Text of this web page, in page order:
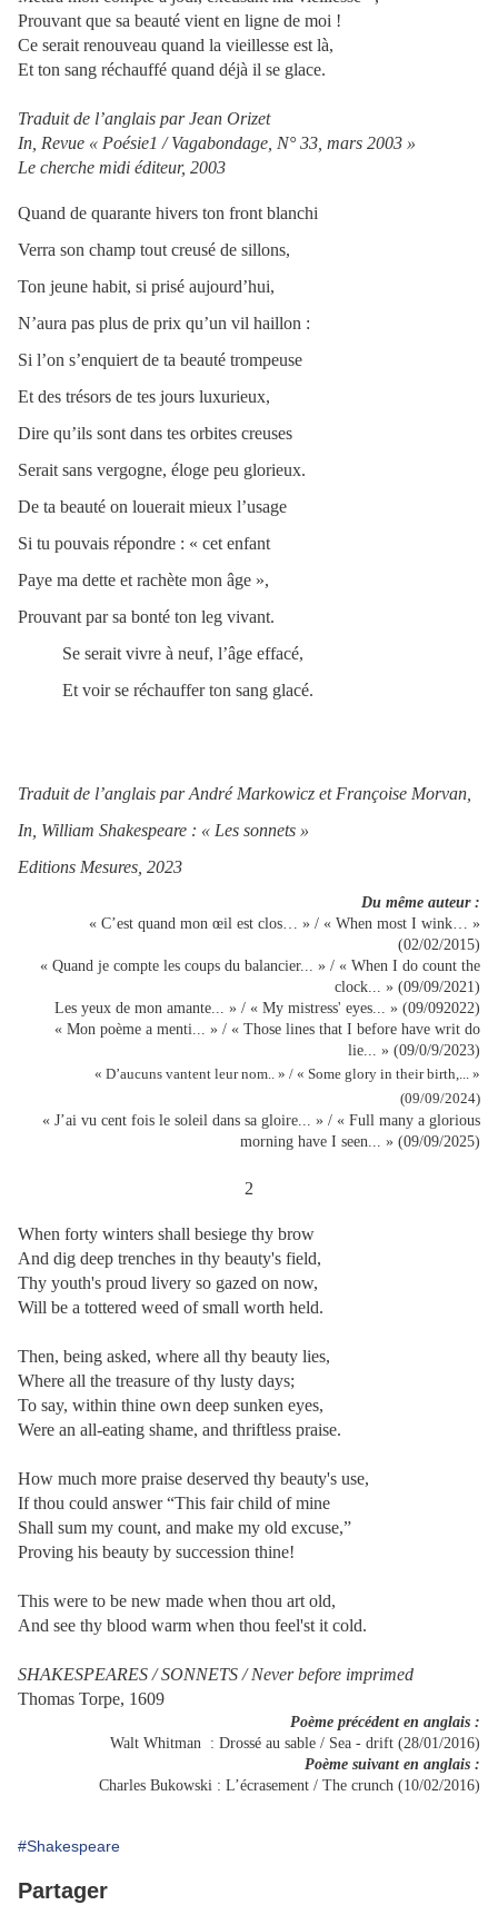
Prouvant que sa beauté vient en ligne de moi !
Ce serait renouveau quand la vieillesse est là,
Et ton sang réchauffé quand déjà il se glace.
Traduit de l’anglais par Jean Orizet
In, Revue « Poésie1 / Vagabondage, N° 33, mars 2003 »
Le cherche midi éditeur, 2003
Quand de quarante hivers ton front blanchi
Verra son champ tout creusé de sillons,
Ton jeune habit, si prisé aujourd’hui,
N’aura pas plus de prix qu’un vil haillon :
Si l’on s’enquiert de ta beauté trompeuse
Et des trésors de tes jours luxurieux,
Dire qu’ils sont dans tes orbites creuses
Serait sans vergogne, éloge peu glorieux.
De ta beauté on louerait mieux l’usage
Si tu pouvais répondre : « cet enfant
Paye ma dette et rachète mon âge »,
Prouvant par sa bonté ton leg vivant.
Se serait vivre à neuf, l’âge effacé,
Et voir se réchauffer ton sang glacé.
Traduit de l’anglais par André Markowicz et Françoise Morvan,
In, William Shakespeare : « Les sonnets »
Editions Mesures, 2023
Du même auteur :
« C’est quand mon œil est clos… » / « When most I wink… »
(02/02/2015)
« Quand je compte les coups du balancier... » / « When I do count the
clock... » (09/09/2021)
Les yeux de mon amante... » / « My mistress' eyes... » (09/092022)
« Mon poème a menti... » / « Those lines that I before have writ do
lie... » (09/0/9/2023)
« D’aucuns vantent leur nom.. » / « Some glory in their birth,... »
(09/09/2024)
« J’ai vu cent fois le soleil dans sa gloire... » / « Full many a glorious
morning have I seen... » (09/09/2025)
2
When forty winters shall besiege thy brow
And dig deep trenches in thy beauty's field,
Thy youth's proud livery so gazed on now,
Will be a tottered weed of small worth held.
Then, being asked, where all thy beauty lies,
Where all the treasure of thy lusty days;
To say, within thine own deep sunken eyes,
Were an all-eating shame, and thriftless praise.
How much more praise deserved thy beauty's use,
If thou could answer “This fair child of mine
Shall sum my count, and make my old excuse,”
Proving his beauty by succession thine!
This were to be new made when thou art old,
And see thy blood warm when thou feel'st it cold.
SHAKESPEARES / SONNETS / Never before imprimed
Thomas Torpe, 1609
Poème précédent en anglais :
Walt Whitman : Drossé au sable / Sea - drift (28/01/2016)
Poème suivant en anglais :
Charles Bukowski : L’écrasement / The crunch (10/02/2016)
#Shakespeare
Partager